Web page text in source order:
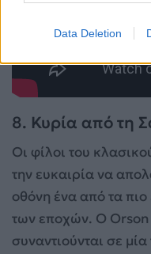
Data Deletion
8. Κυρία από τη
Οι φίλοι του
την ευκαιρία να
οθόνη ένα από τα
των εποχών. Ο Orson
συναντιούνται σε